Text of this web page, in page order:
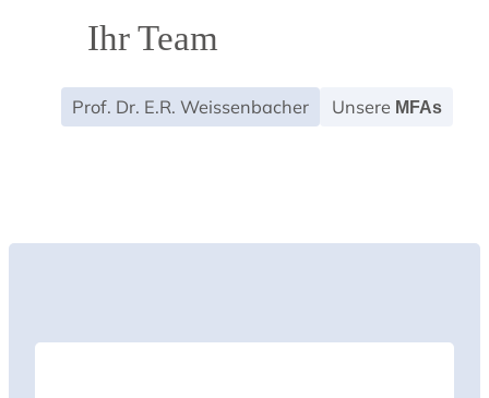
Ihr Team
Prof. Dr. E.R. Weissenbacher Unsere MFAs